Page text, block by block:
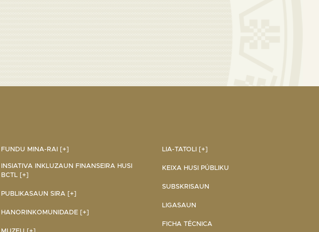
FUNDU MINA-RAI [+]
INSIATIVA INKLUZAUN FINANSEIRA HUSI
BCTL [+]
PUBLIKASAUN SIRA [+]
HANORINKOMUNIDADE [+]
LIA-TATOLI [+]
KEIXA HUSI PÚBLIKU
SUBSKRISAUN
LIGASAUN
FICHA TÉCNICA